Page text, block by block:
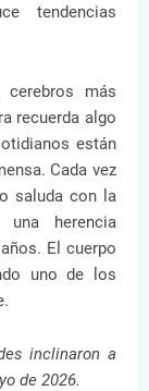
tendencias
más
recuerda algo
están
Cada vez
saluda con la
una herencia
El cuerpo
uno de los
inclinaron a
de 2026.